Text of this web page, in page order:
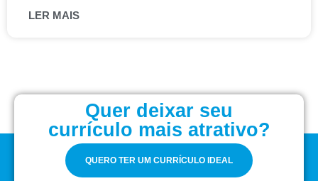
LER MAIS
Quer deixar seu
currículo mais atrativo?
QUERO TER UM CURRÍCULO IDEAL